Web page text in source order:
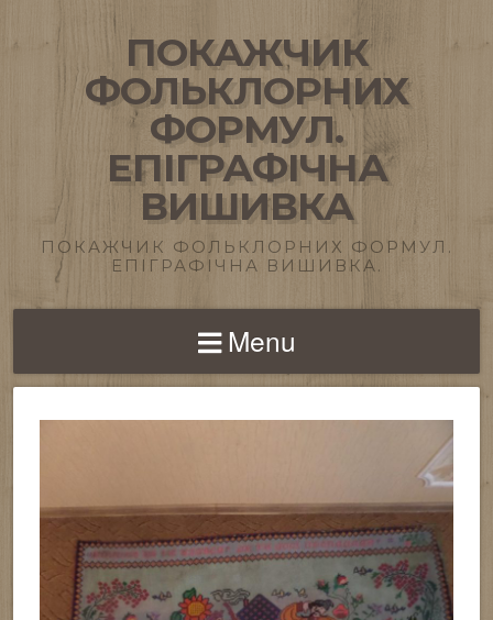
ПОКАЖЧИК
ФОЛЬКЛОРНИХ
ФОРМУЛ.
ЕПІГРАФІЧНА
ВИШИВКА
ПОКАЖЧИК ФОЛЬКЛОРНИХ ФОРМУЛ.
ЕПІГРАФІЧНА ВИШИВКА.
Menu